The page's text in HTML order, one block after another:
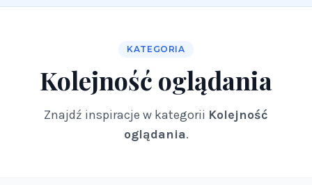
KATEGORIA
Kolejność oglądania
Znajdź inspiracje w kategorii Kolejność
oglądania.